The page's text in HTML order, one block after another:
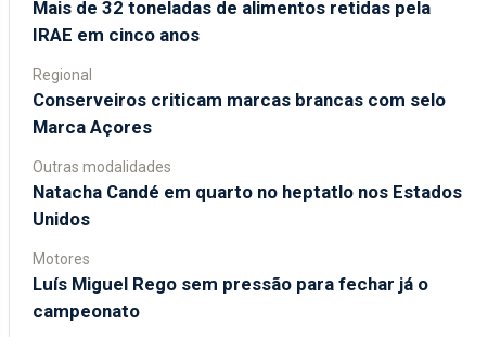
Mais de 32 toneladas de alimentos retidas pela
IRAE em cinco anos
Regional
Conserveiros criticam marcas brancas com selo
Marca Açores
Outras modalidades
Natacha Candé em quarto no heptatlo nos Estados
Unidos
Motores
Luís Miguel Rego sem pressão para fechar já o
campeonato